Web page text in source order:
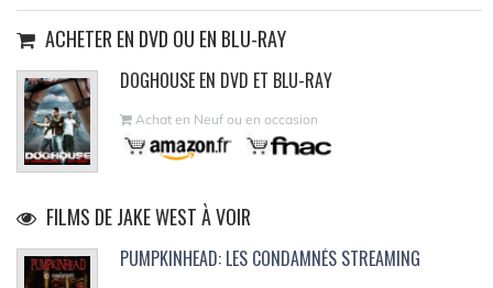
ACHETER EN DVD OU EN BLU-RAY
DOGHOUSE EN DVD ET BLU-RAY
Achat en Neuf ou en occasion
FILMS DE JAKE WEST À VOIR
PUMPKINHEAD: LES CONDAMNÉS STREAMING